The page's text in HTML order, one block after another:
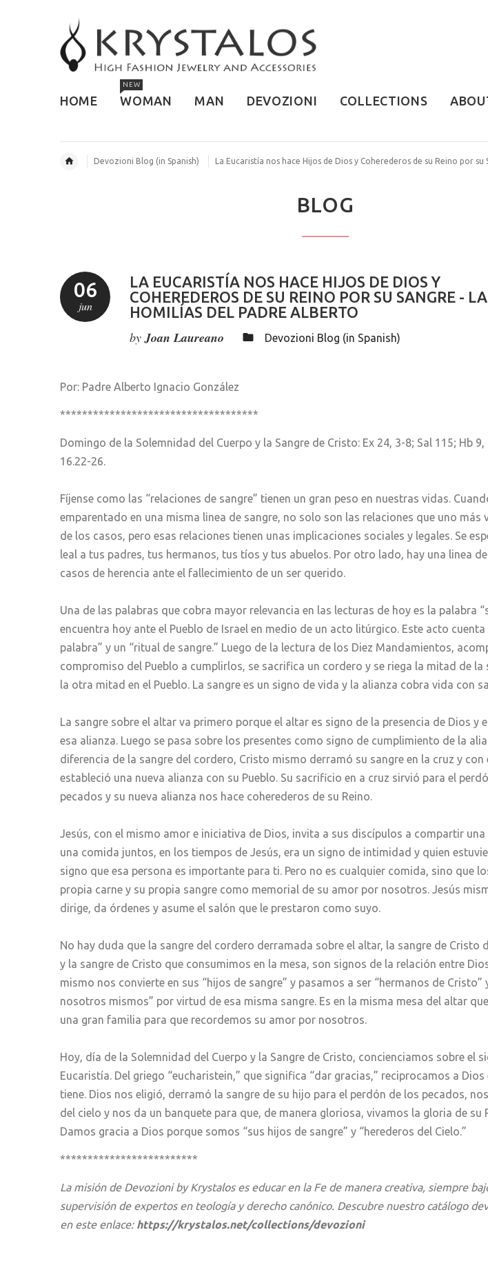
HOME
NEW
WOMAN MAN DEVOZIONI COLLECTIONS
Devozioni Blog (in Spanish) La Eucaristía nos hace Hijos de Dios y Coherederos de su Reino por
BLOG
06
jun
LA EUCARISTÍA NOS HACE HIJOS DE DIOS Y
COHEREDEROS DE SU REINO POR SU SANGRE -
HOMILÍAS DEL PADRE ALBERTO
by Joan Laureano Devozioni Blog (in Spanish)
Por: Padre Alberto Ignacio González
************************************
Domingo de la Solemnidad del Cuerpo y la Sangre de Cristo: Ex 24, 3-8; Sal 115; Hb
16.22-26.
Fíjense como las “relaciones de sangre” tienen un gran peso en nuestras vidas.
emparentado en una misma linea de sangre, no solo son las relaciones que uno más
de los casos, pero esas relaciones tienen unas implicaciones sociales y legales. Se
leal a tus padres, tus hermanos, tus tíos y tus abuelos. Por otro lado, hay una linea
casos de herencia ante el fallecimiento de un ser querido.
Una de las palabras que cobra mayor relevancia en las lecturas de hoy es la palabra
encuentra hoy ante el Pueblo de Israel en medio de un acto litúrgico. Este acto
palabra” y un “ritual de sangre.” Luego de la lectura de los Diez Mandamientos,
compromiso del Pueblo a cumplirlos, se sacrifica un cordero y se riega la mitad de la
la otra mitad en el Pueblo. La sangre es un signo de vida y la alianza cobra vida con
La sangre sobre el altar va primero porque el altar es signo de la presencia de Dios y
esa alianza. Luego se pasa sobre los presentes como signo de cumplimiento de la
diferencia de la sangre del cordero, Cristo mismo derramó su sangre en la cruz y con
estableció una nueva alianza con su Pueblo. Su sacrificio en a cruz sirvió para el
pecados y su nueva alianza nos hace coherederos de su Reino.
Jesús, con el mismo amor e iniciativa de Dios, invita a sus discípulos a compartir
una comida juntos, en los tiempos de Jesús, era un signo de intimidad y quien
signo que esa persona es importante para ti. Pero no es cualquier comida, sino que
propia carne y su propia sangre como memorial de su amor por nosotros. Jesús
dirige, da órdenes y asume el salón que le prestaron como suyo.
No hay duda que la sangre del cordero derramada sobre el altar, la sangre de Cristo
y la sangre de Cristo que consumimos en la mesa, son signos de la relación entre
mismo nos convierte en sus “hijos de sangre” y pasamos a ser “hermanos de Cristo”
nosotros mismos” por virtud de esa misma sangre. Es en la misma mesa del altar
una gran familia para que recordemos su amor por nosotros.
Hoy, día de la Solemnidad del Cuerpo y la Sangre de Cristo, concienciamos sobre el
Eucaristía. Del griego “eucharistein,” que significa “dar gracias,” reciprocamos a
tiene. Dios nos eligió, derramó la sangre de su hijo para el perdón de los pecados,
del cielo y nos da un banquete para que, de manera gloriosa, vivamos la gloria de su
Damos gracia a Dios porque somos “sus hijos de sangre” y “herederos del Cielo.”
*************************
La misión de Devozioni by Krystalos es educar en la Fe de manera creativa, siempre
supervisión de expertos en teología y derecho canónico. Descubre nuestro catálogo
en este enlace: https://krystalos.net/collections/devozioni